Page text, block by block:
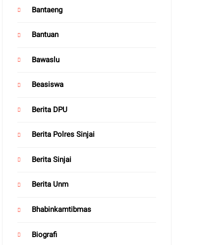
Bantaeng
Bantuan
Bawaslu
Beasiswa
Berita DPU
Berita Polres Sinjai
Berita Sinjai
Berita Unm
Bhabinkamtibmas
Biografi